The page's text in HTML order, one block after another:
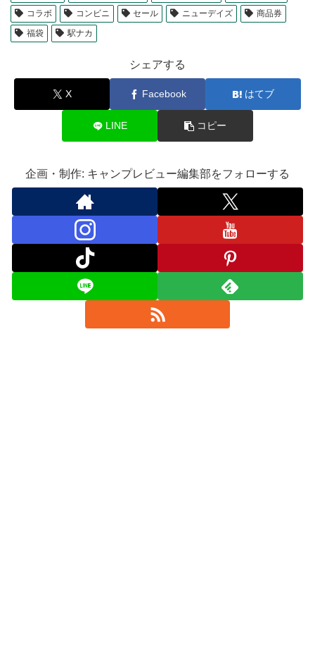
コラボ
コンビニ セール ニューデイズ
商品券
福袋
駅ナカ
シェアする
X Facebook はてブ
LINE コピー
企画・制作: キャンプレビュー編集部をフォローする